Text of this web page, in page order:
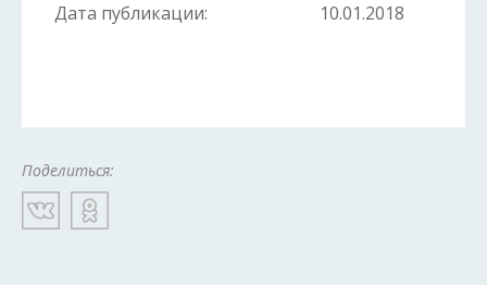
Дата публикации:
10.01.2018
Поделиться: